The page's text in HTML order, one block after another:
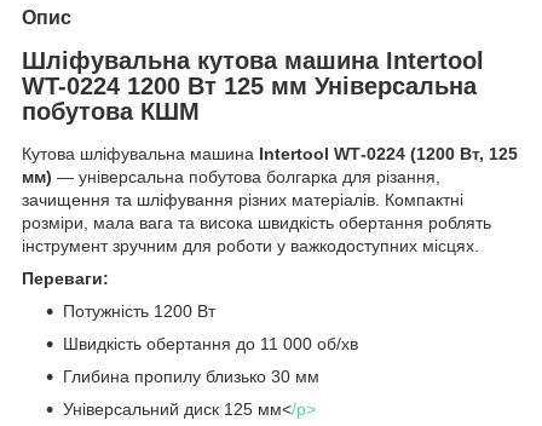
Опис
Шліфувальна кутова машина Intertool
WT-0224 1200 Вт 125 мм Універсальна
побутова КШМ
Кутова шліфувальна машина Intertool WT‑0224 (1200 Вт, 125
мм) — універсальна побутова болгарка для різання,
зачищення та шліфування різних матеріалів. Компактні
розміри, мала вага та висока швидкість обертання роблять
інструмент зручним для роботи у важкодоступних місцях.
Переваги:
Потужність 1200 Вт
Швидкість обертання до 11 000 об/хв
Глибина пропилу близько 30 мм
Універсальний диск 125 мм</p>